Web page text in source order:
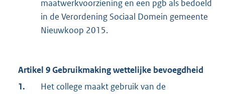
maatwerkvoorziening en een pgb als bedoeld
in de Verordening Sociaal Domein gemeente
Nieuwkoop 2015.
Artikel 9 Gebruikmaking wettelijke bevoegdheid
1.
Het college maakt gebruik van de